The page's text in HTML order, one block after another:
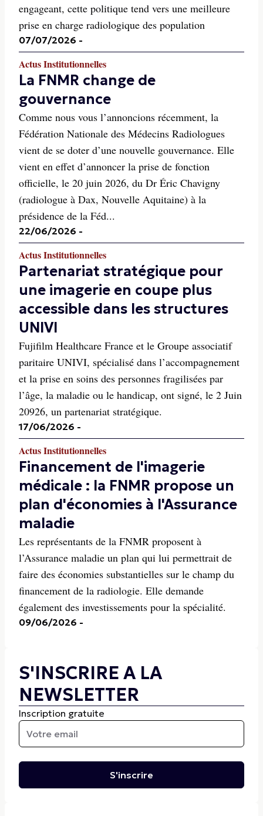
engageant, cette politique tend vers une meilleure
prise en charge radiologique des population
07/07/2026 -
Actus Institutionnelles
La FNMR change de
gouvernance
Comme nous vous l’annoncions récemment, la
Fédération Nationale des Médecins Radiologues
vient de se doter d’une nouvelle gouvernance. Elle
vient en effet d’annoncer la prise de fonction
officielle, le 20 juin 2026, du Dr Éric Chavigny
(radiologue à Dax, Nouvelle Aquitaine) à la
présidence de la Féd...
22/06/2026 -
Actus Institutionnelles
Partenariat stratégique pour
une imagerie en coupe plus
accessible dans les structures
UNIVI
Fujifilm Healthcare France et le Groupe associatif
paritaire UNIVI, spécialisé dans l’accompagnement
et la prise en soins des personnes fragilisées par
l’âge, la maladie ou le handicap, ont signé, le 2 Juin
20926, un partenariat stratégique.
17/06/2026 -
Actus Institutionnelles
Financement de l'imagerie
médicale : la FNMR propose un
plan d'économies à l'Assurance
maladie
Les représentants de la FNMR proposent à
l’Assurance maladie un plan qui lui permettrait de
faire des économies substantielles sur le champ du
financement de la radiologie. Elle demande
également des investissements pour la spécialité.
09/06/2026 -
S'INSCRIRE A LA
NEWSLETTER
Inscription gratuite
S'inscrire